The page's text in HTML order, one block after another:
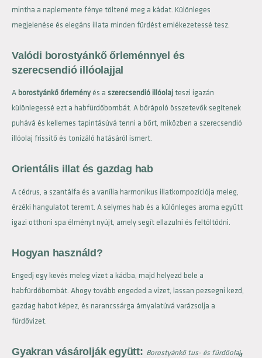
mintha a naplemente fénye töltené meg a kádat. Különleges
megjelenése és elegáns illata minden fürdést emlékezetessé tesz.
Valódi borostyánkő őrleménnyel és
szerecsendió illóolajjal
A borostyánkő őrleményés a szerecsendió illóolajteszi igazán
különlegessé ezt a habfürdőbombát. A bőrápoló összetevők segítenek
puhává és kellemes tapintásúvá tenni a bőrt, miközben a szerecsendió
illóolaj frissítő és tonizáló hatásáról ismert.
Orientális illat és gazdag hab
A cédrus, a szantálfa és a vanília harmonikus illatkompozíciója meleg,
érzéki hangulatot teremt. A selymes hab és a különleges aroma együtt
igazi otthoni spa élményt nyújt, amely segít ellazulni és feltöltődni.
Hogyan használd?
Engedj egy kevés meleg vizet a kádba, majd helyezd bele a
habfürdőbombát. Ahogy tovább engeded a vizet, lassan pezsegni kezd,
gazdag habot képez, és narancssárga árnyalatúvá varázsolja a
fürdővizet.
Gyakran vásárolják együtt: Borostyánkő tus- és fürdőolaj,